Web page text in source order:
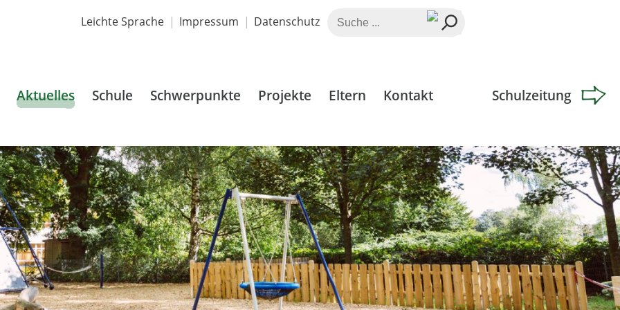
Leichte Sprache Impressum Datenschutz
Suche
Aktuelles Schule Schwerpunkte Projekte Eltern Kontakt Schulzeitung